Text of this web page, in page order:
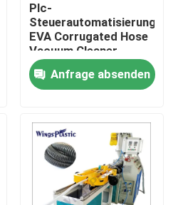
Plc-
Steuerautomatisierungs-
EVA Corrugated Hose
Vacuum Cleaner-
Schlauch-
Verdrängungs-
Ausrüstung
Anfrage absenden